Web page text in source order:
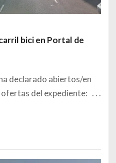
bici en Portal de
declarado abiertos/en
del expediente: